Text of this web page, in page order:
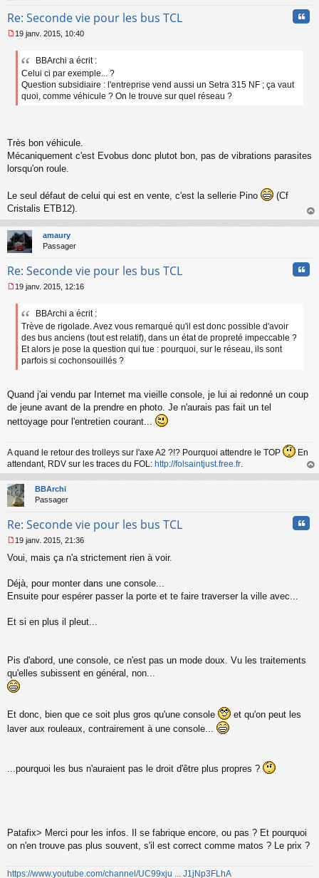
o
l
Re: Seconde vie pour les bus TCL
e
e
n
u
19 janv. 2015, 10:40
BBArchi a écrit :
Celui ci par exemple... ?
Question subsidiaire : l'entreprise vend aussi un Setra 315 NF ; ça vaut
quoi, comme véhicule ? On le trouve sur quel réseau ?
Très bon véhicule.
Mécaniquement c'est Evobus donc plutot bon, pas de vibrations parasites
lorsqu'on roule.
Le seul défaut de celui qui est en vente, c'est la sellerie Pino
(Cf
Cristalis ETB12).
au
amaury
Passager
Re: Seconde vie pour les bus TCL
e
n
u
19 janv. 2015, 12:16
BBArchi a écrit :
Trève de rigolade. Avez vous remarqué qu'il est donc possible d'avoir
des bus anciens (tout est relatif), dans un état de propreté impeccable ?
Et alors je pose la question qui tue : pourquoi, sur le réseau, ils sont
parfois si cochonsouillés ?
Quand j'ai vendu par Internet ma vieille console, je lui ai redonné un coup
de jeune avant de la prendre en photo. Je n'aurais pas fait un tel
nettoyage pour l'entretien courant...
A quand le retour des trolleys sur l'axe A2 ?!? Pourquoi attendre le TOP
En
attendant, RDV sur les traces du FOL: http://folsaintjust.free.fr
au
BBArchi
Passager
Re: Seconde vie pour les bus TCL
e
s
a
g
n
u
19 janv. 2015, 21:36
Voui, mais ça n'a strictement rien à voir.
Déjà, pour monter dans une console...
Ensuite pour espérer passer la porte et te faire traverser la ville avec...
Et si en plus il pleut...
Pis d'abord, une console, ce n'est pas un mode doux. Vu les traitements
qu'elles subissent en général, non...
Et donc, bien que ce soit plus gros qu'une console
et qu'on peut les
laver aux rouleaux, contrairement à une console...
...pourquoi les bus n'auraient pas le droit d'être plus propres ?
Patafix> Merci pour les infos. Il se fabrique encore, ou pas ? Et pourquoi
on n'en trouve pas plus souvent, s'il est correct comme matos ? Le prix ?
https://www.youtube.com/channel/UC99xju ... J1jNp3FLhA